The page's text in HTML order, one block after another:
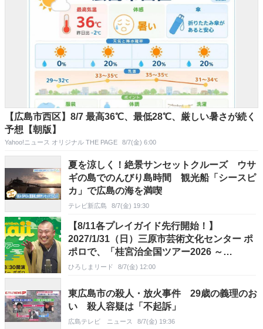
【広島市西区】8/7 最高36℃、最低28℃、厳しい暑さが続く
予想【朝版】
Yahoo!ニュース オリジナル THE PAGE 8/7(金) 6:00
夏を涼しく！絶景サンセットクルーズ ウサ
ギの島でのんびり島時間 観光船「シースピ
カ」で広島の海を満喫
テレビ新広島 8/7(金) 19:30
【8/11各プレイガイド先行開始！】
2027/1/31（日）三原市芸術文化センター ポ
ポロで、「桂宮治全国ツアー2026 ～
Remember Miyaji～」開催！
ひろしまリード 8/7(金) 12:00
東広島市の殺人・放火事件 29歳の義理のお
い 殺人容疑は「不起訴」
広島テレビ ニュース 8/7(金) 19:36